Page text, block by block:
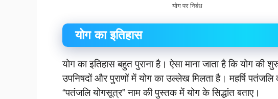
योग पर निबंध
योग का इतिहास
योग का इतिहास बहुत पुराना है। ऐसा माना जाता है कि योग
उपनिषदों और पुराणों में योग का उल्लेख मिलता है। महर्षि
“पतंजलि योगसूत्र” नाम की पुस्तक में योग के सिद्धांत बताए।